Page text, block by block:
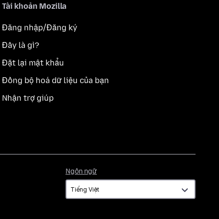
Tài khoản Mozilla
Đăng nhập/Đăng ký
Đây là gì?
Đặt lại mật khẩu
Đồng bộ hoá dữ liệu của bạn
Nhận trợ giúp
Ngôn ngữ
ngữ